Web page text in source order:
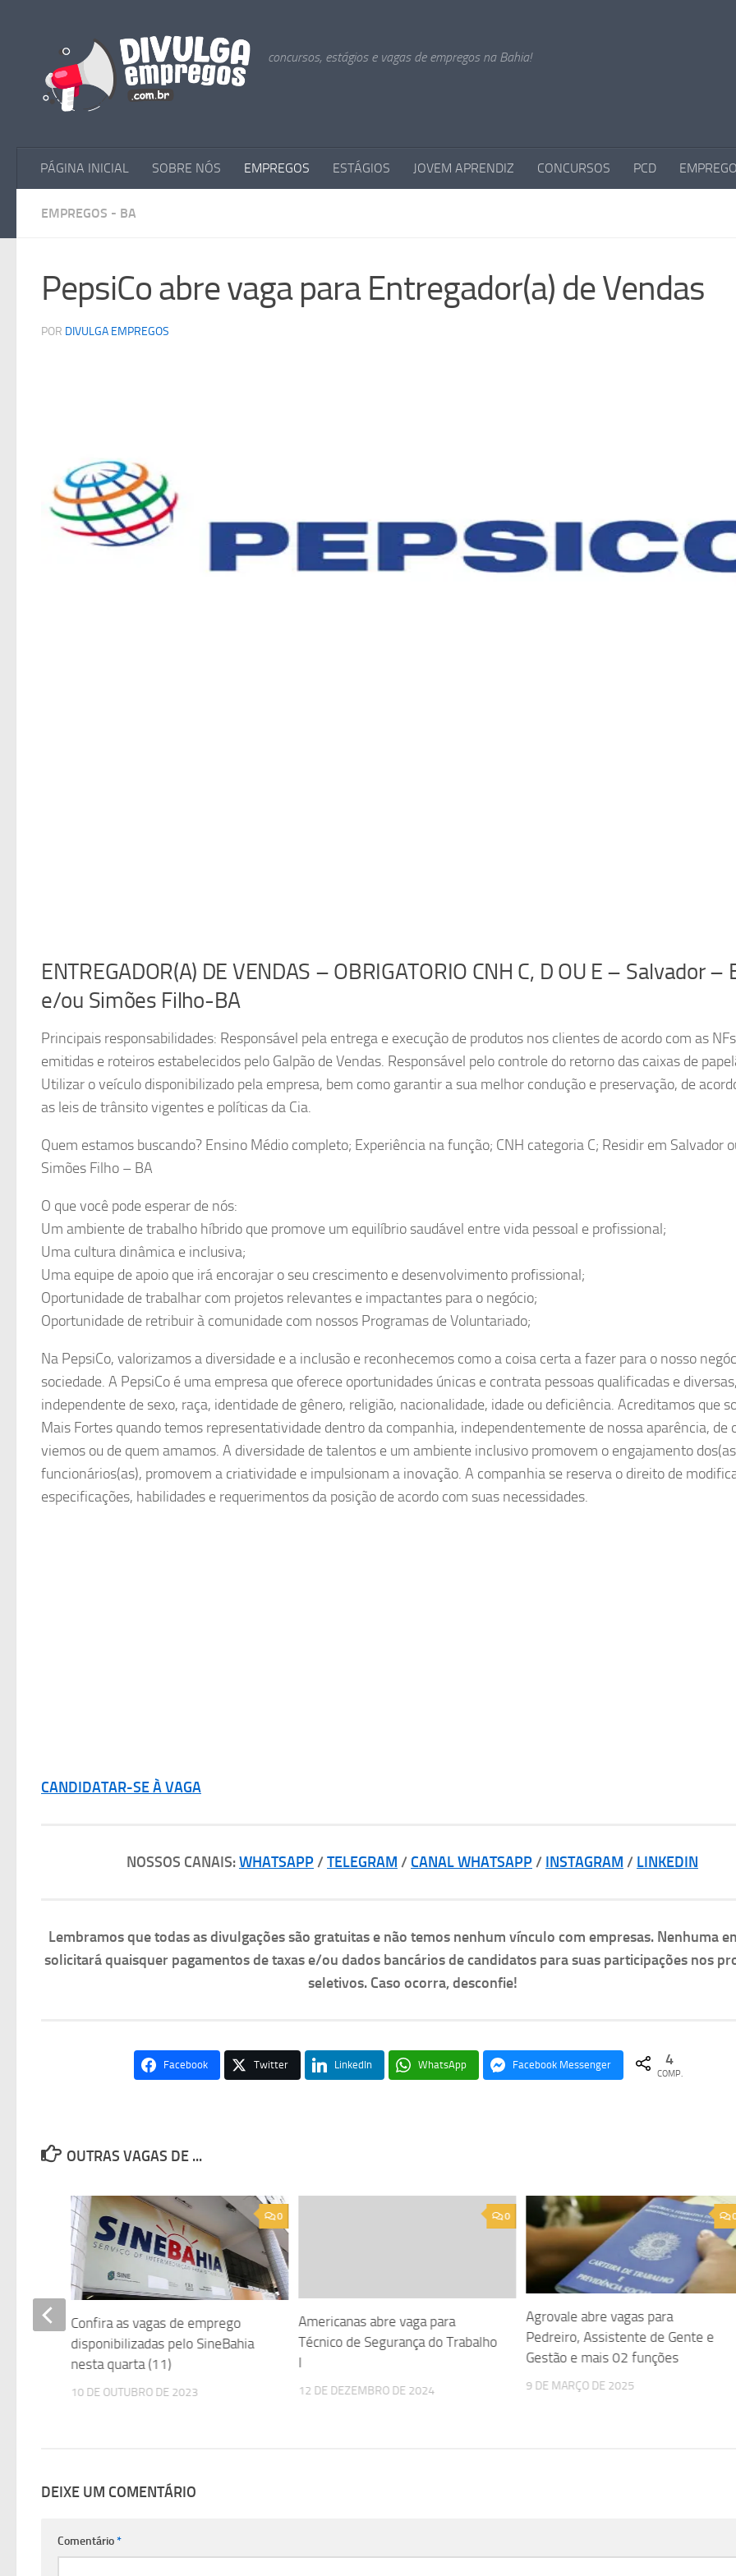
concursos, estágios e vagas de empregos na Bahia!
PÁGINA INICIAL SOBRE NÓS EMPREGOS ESTÁGIOS JOVEM APRENDIZ CONCURSOS PCD
EMPREGOS - BA
PepsiCo abre vaga para Entregador(a) de Vendas
POR DIVULGA EMPREGOS
ENTREGADOR(A) DE VENDAS – OBRIGATORIO CNH C, D OU E – Salvador –
e/ou Simões Filho-BA
Principais responsabilidades: Responsável pela entrega e execução de produtos nos clientes de acordo com as NFs
emitidas e roteiros estabelecidos pelo Galpão de Vendas. Responsável pelo controle do retorno das caixas de
Utilizar o veículo disponibilizado pela empresa, bem como garantir a sua melhor condução e preservação, de
as leis de trânsito vigentes e políticas da Cia.
Quem estamos buscando? Ensino Médio completo; Experiência na função; CNH categoria C; Residir em Salvador
Simões Filho – BA
O que você pode esperar de nós:
Um ambiente de trabalho híbrido que promove um equilíbrio saudável entre vida pessoal e profissional;
Uma cultura dinâmica e inclusiva;
Uma equipe de apoio que irá encorajar o seu crescimento e desenvolvimento profissional;
Oportunidade de trabalhar com projetos relevantes e impactantes para o negócio;
Oportunidade de retribuir à comunidade com nossos Programas de Voluntariado;
Na PepsiCo, valorizamos a diversidade e a inclusão e reconhecemos como a coisa certa a fazer para o nosso
sociedade. A PepsiCo é uma empresa que oferece oportunidades únicas e contrata pessoas qualificadas e
independente de sexo, raça, identidade de gênero, religião, nacionalidade, idade ou deficiência. Acreditamos que
Mais Fortes quando temos representatividade dentro da companhia, independentemente de nossa aparência, de
viemos ou de quem amamos. A diversidade de talentos e um ambiente inclusivo promovem o engajamento
funcionários(as), promovem a criatividade e impulsionam a inovação. A companhia se reserva o direito de
especificações, habilidades e requerimentos da posição de acordo com suas necessidades.
CANDIDATAR-SE À VAGA
NOSSOS CANAIS:WHATSAPP/ TELEGRAM / CANAL WHATSAPP/ INSTAGRAM / LINKEDIN
Lembramos que todas as divulgações são gratuitas e não temos nenhum vínculo com empresas. Nenhuma
solicitará quaisquer pagamentos de taxas e/ou dados bancários de candidatos para suas participações nos
seletivos. Caso ocorra, desconfie!
Facebook Twitter LinkedIn WhatsApp Facebook Messenger 4
COMP.
OUTRAS VAGAS DE ...
0
Americanas abre vaga para
Técnico de Segurança do Trabalho
I
12 DE DEZEMBRO DE 2024
Agrovale abre vagas para
Pedreiro, Assistente de Gente e
Gestão e mais 02 funções
9 DE MARÇO DE 2025
0
Confira as vagas de emprego
disponibilizadas pelo SineBahia
nesta quarta (11)
10 DE OUTUBRO DE 2023
DEIXE UM COMENTÁRIO
Comentário*